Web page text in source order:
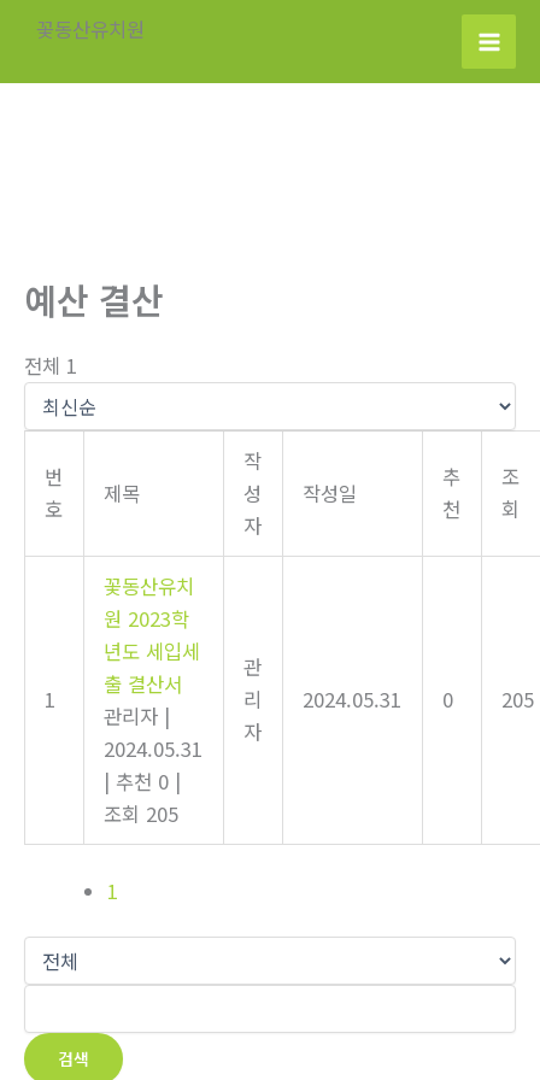
츠
꽃동산유치원
예산 결산
전체 1
번
호
제목
작
성
자
작성일
추
천
조
회
1
꽃동산유치
원 2023학
년도 세입세
출 결산서
관리자 |
2024.05.31
| 추천 0 |
조회 205
관
리
자
2024.05.31 0 205
1
검색